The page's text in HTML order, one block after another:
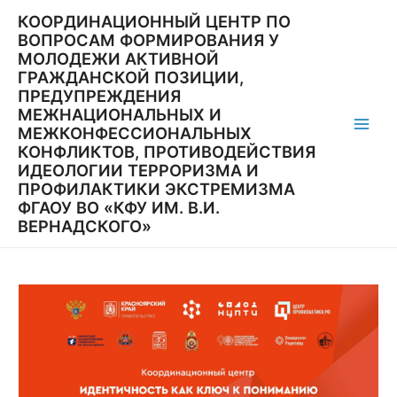
содержимому
КООРДИНАЦИОННЫЙ ЦЕНТР ПО
ВОПРОСАМ ФОРМИРОВАНИЯ У
МОЛОДЕЖИ АКТИВНОЙ
ГРАЖДАНСКОЙ ПОЗИЦИИ,
ПРЕДУПРЕЖДЕНИЯ
МЕЖНАЦИОНАЛЬНЫХ И
МЕЖКОНФЕССИОНАЛЬНЫХ
КОНФЛИКТОВ, ПРОТИВОДЕЙСТВИЯ
ИДЕОЛОГИИ ТЕРРОРИЗМА И
ПРОФИЛАКТИКИ ЭКСТРЕМИЗМА
ФГАОУ ВО «КФУ ИМ. В.И.
ВЕРНАДСКОГО»